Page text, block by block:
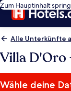
Zum Hauptinhalt
Alle Unterkünfte
Villa D'Oro
Wähle deine